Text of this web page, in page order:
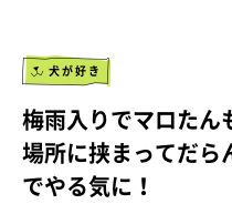
犬が好き
梅雨入りでマロた
場所に挟まってだら
でやる気に！